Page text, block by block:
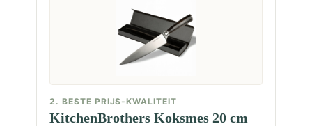
2. BESTE PRIJS-KWALITEIT
KitchenBrothers Koksmes 20 cm